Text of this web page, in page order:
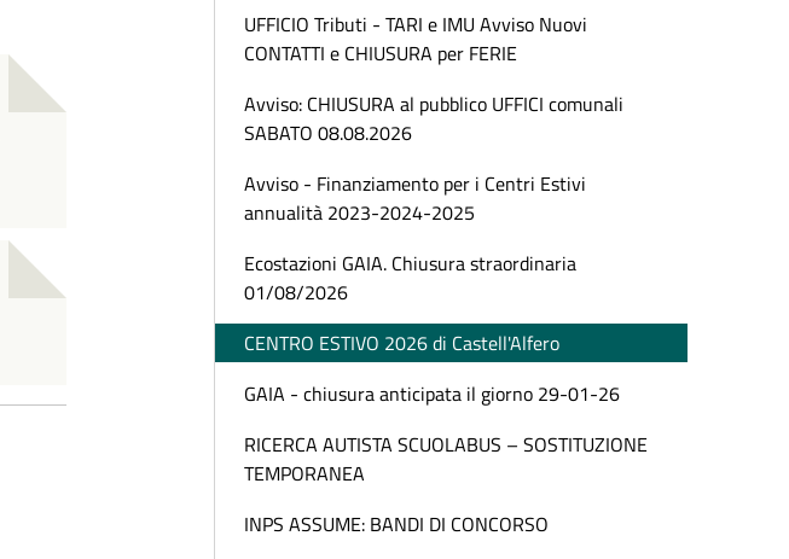
UFFICIO Tributi - TARI e IMU Avviso Nuovi
CONTATTI e CHIUSURA per FERIE
Avviso: CHIUSURA al pubblico UFFICI comunali
SABATO 08.08.2026
Avviso - Finanziamento per i Centri Estivi
annualità 2023-2024-2025
Ecostazioni GAIA. Chiusura straordinaria
01/08/2026
CENTRO ESTIVO 2026 di Castell'Alfero
GAIA - chiusura anticipata il giorno 29-01-26
RICERCA AUTISTA SCUOLABUS – SOSTITUZIONE
TEMPORANEA
INPS ASSUME: BANDI DI CONCORSO